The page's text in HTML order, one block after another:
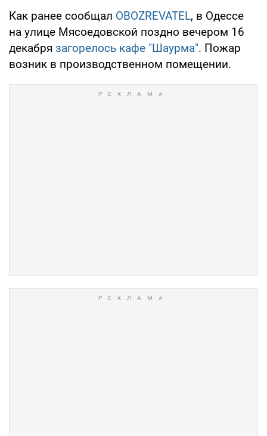
Как ранее сообщал OBOZREVATEL, в Одессе
на улице Мясоедовской поздно вечером 16
декабря загорелось кафе "Шаурма". Пожар
возник в производственном помещении.